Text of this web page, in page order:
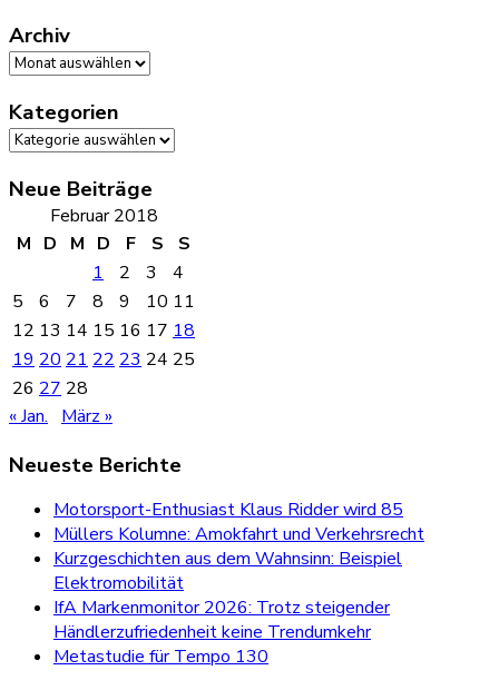
Archiv
Archiv
Kategorien
Kategorien
Neue Beiträge
Februar 2018
M D M D F S
S
1
2 3
4
5
6 7 8 9 10 11
12 13 14 15 16 17 18
19 20 21 22 23 24 25
26 27 28
« Jan.
März »
Neueste Berichte
Motorsport-Enthusiast Klaus Ridder wird 85
Müllers Kolumne: Amokfahrt und Verkehrsrecht
Kurzgeschichten aus dem Wahnsinn: Beispiel
Elektromobilität
IfA Markenmonitor 2026: Trotz steigender
Händlerzufriedenheit keine Trendumkehr
Metastudie für Tempo 130